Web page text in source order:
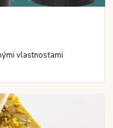
vlastnosťami